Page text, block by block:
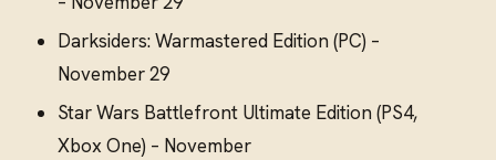
Darksiders: Warmastered Edition (PC) –
November 29
Star Wars Battlefront Ultimate Edition (PS4,
Xbox One) – November